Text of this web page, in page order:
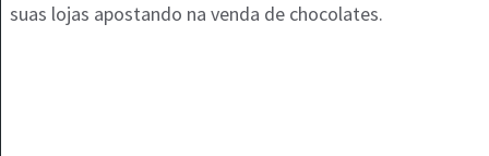
suas lojas apostando na venda de chocolates.